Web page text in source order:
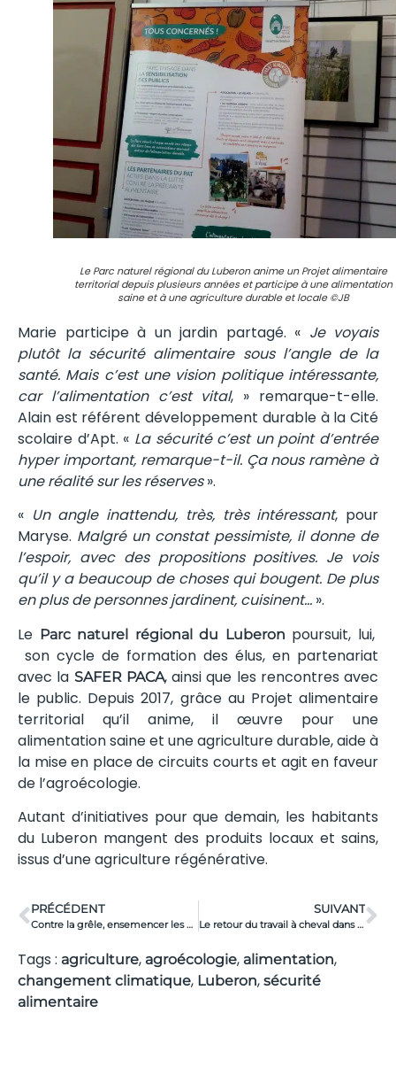
Le Parc naturel régional du Luberon anime un Projet alimentaire
territorial depuis plusieurs années et participe à une alimentation
saine et à une agriculture durable et locale ©JB
Marie participe à un jardin partagé. « Je voyais
plutôt la sécurité alimentaire sous l’angle de la
santé. Mais c’est une vision politique intéressante,
car l’alimentation c’est vital, » remarque-t-elle.
Alain est référent développement durable à la Cité
scolaire d’Apt. « La sécurité c’est un point d’entrée
hyper important, remarque-t-il. Ça nous ramène à
une réalité sur les réserves».
« Un angle inattendu, très, très intéressant, pour
Maryse. Malgré un constat pessimiste, il donne de
l’espoir, avec des propositions positives. Je vois
qu’il y a beaucoup de choses qui bougent. De plus
en plus de personnes jardinent, cuisinent… ».
Le Parc naturel régional du Luberon poursuit, lui,
son cycle de formation des élus, en partenariat
avec la SAFER PACA, ainsi que les rencontres avec
le public. Depuis 2017, grâce au Projet alimentaire
territorial qu’il anime, il œuvre pour une
alimentation saine et une agriculture durable, aide à
la mise en place de circuits courts et agit en faveur
de l’agroécologie.
Autant d’initiatives pour que demain, les habitants
du Luberon mangent des produits locaux et sains,
issus d’une agriculture régénérative.
PRÉCÉDENT
Contre la grêle, ensemencer les nuages ?
SUIVANT
Le retour du travail à cheval dans le Luberon
Tags : agriculture, agroécologie, alimentation,
changement climatique, Luberon, sécurité
alimentaire